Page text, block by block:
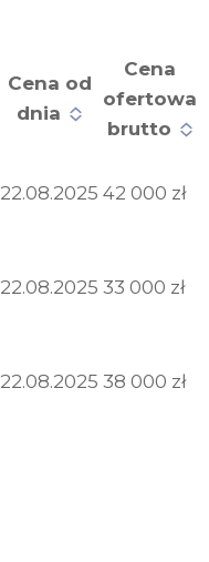
Cena od
dnia
Cena
ofertowa
brutto
22.08.2025 42 000 zł
22.08.2025 33 000 zł
22.08.2025 38 000 zł